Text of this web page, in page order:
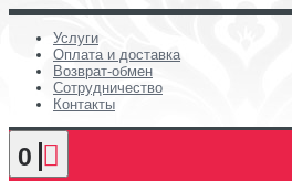
Услуги
Оплата и доставка
Возврат-обмен
Сотрудничество
Контакты
0